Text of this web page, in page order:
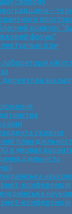
–
конкурс
форум”
ігри
України
план
в умовах
діяльність
конференція
конференція